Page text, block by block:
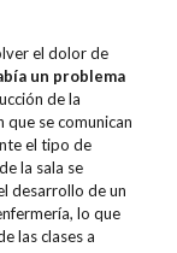
el dolor de
un problema
de la
se comunican
el tipo de
la sala se
desarrollo de un
lo que
las clases a